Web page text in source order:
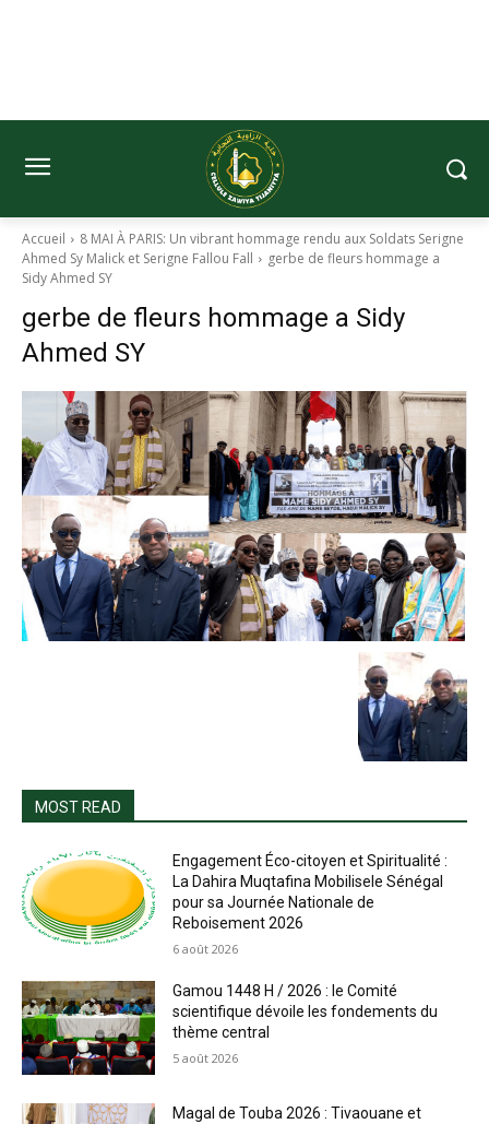
Accueil
8 MAI À PARIS: Un vibrant hommage rendu aux Soldats Serigne
Ahmed Sy Malick et Serigne Fallou Fall
gerbe de fleurs hommage a
Sidy Ahmed SY
gerbe de fleurs hommage a Sidy
Ahmed SY
MOST READ
Engagement Éco-citoyen et Spiritualité :
La Dahira Muqtafina Mobilisele Sénégal
pour sa Journée Nationale de
Reboisement 2026
6 août 2026
Gamou 1448 H / 2026 : le Comité
scientifique dévoile les fondements du
thème central
5 août 2026
Magal de Touba 2026 : Tivaouane et